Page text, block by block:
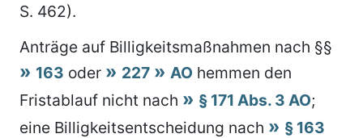
S. 462).
Anträge auf Billigkeitsmaßnahmen nach §§
163 oder 227 AO hemmen den
Fristablauf nicht nach
§ 171 Abs. 3 AO;
eine Billigkeitsentscheidung nach
§ 163